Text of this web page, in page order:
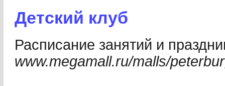
Детский клуб
Расписание занятий и
www.megamall.ru/malls/